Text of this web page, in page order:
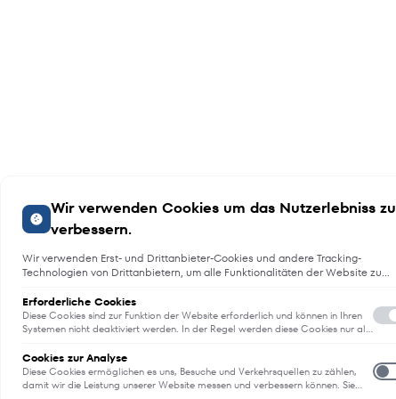
Wir verwenden Cookies um das Nutzerlebniss zu
verbessern.
Wir verwenden Erst- und Drittanbieter-Cookies und andere Tracking-
Technologien von Drittanbietern, um alle Funktionalitäten der Website zu
und personalisierte Werbung über unsere Websites, Apps und Newsletter im
Internet und über Social-Media-Plattformen bereitzustellen. Zu diesem
Zweck erfassen wir Informationen zum Benutzer, dem Browsing-Verhalten
Erforderliche Cookies
Diese Cookies sind zur Funktion der Website erforderlich und können in Ihren
Systemen nicht deaktiviert werden. In der Regel werden diese Cookies nur als
Dienstanforderung entsprechen, wie etwa dem Festlegen Ihrer
Datenschutzeinstellungen, dem Anmelden oder dem Ausfüllen von
Formularen. Sie können Ihren Browser so einstellen, dass diese Cookies
Cookies zur Analyse
Diese Cookies ermöglichen es uns, Besuche und Verkehrsquellen zu zählen,
damit wir die Leistung unserer Website messen und verbessern können. Sie